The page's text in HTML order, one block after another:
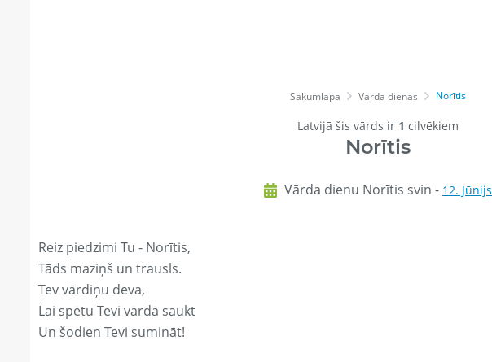
Sākumlapa Vārda dienas Norītis
Latvijā šis vārds ir 1 cilvēkiem
Norītis
Vārda dienu Norītis svin - 12. Jūnijs
Reiz piedzimi Tu - Norītis,
Tāds maziņš un trausls.
Tev vārdiņu deva,
Lai spētu Tevi vārdā saukt
Un šodien Tevi sumināt!